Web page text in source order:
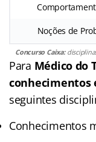
Noções de
Concurso Caixa:
Para Médico do
conhecimentos
seguintes
Conhecimentos